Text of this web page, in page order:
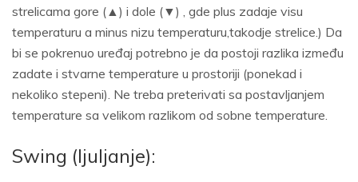
strelicama gore (▲) i dole (▼) , gde plus zadaje visu
temperaturu a minus nizu temperaturu,takodje strelice.) Da
bi se pokrenuo uređaj potrebno je da postoji razlika između
zadate i stvarne temperature u prostoriji (ponekad i
nekoliko stepeni). Ne treba preterivati sa postavljanjem
temperature sa velikom razlikom od sobne temperature.
Swing (ljuljanje):